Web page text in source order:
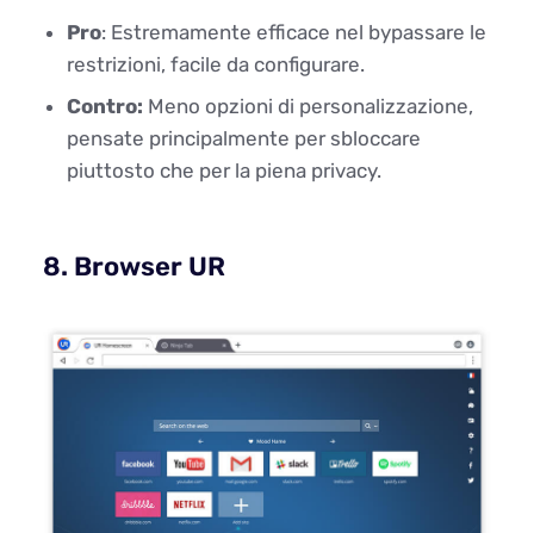
Pro: Estremamente efficace nel bypassare le
restrizioni, facile da configurare.
Contro: Meno opzioni di personalizzazione,
pensate principalmente per sbloccare
piuttosto che per la piena privacy.
8. Browser UR